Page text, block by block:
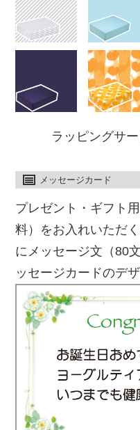
ラッピングサ
メッセージカード
プレゼント・ギフト
料）をお入れいただ
にメッセージ文（80
ッセージカードのデ